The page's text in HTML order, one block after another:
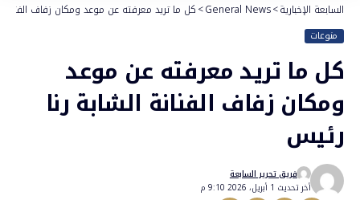
السابعة الإخبارية>
General News
>كل ما تريد معرفته عن موعد ومكان زفاف الفنانة
منوعات
كل ما تريد معرفته عن موعد
ومكان زفاف الفنانة الشابة رنا
رئيس
أخر تحديث 1 أبريل، 2026 9:10 م
فريق تحرير السابعة